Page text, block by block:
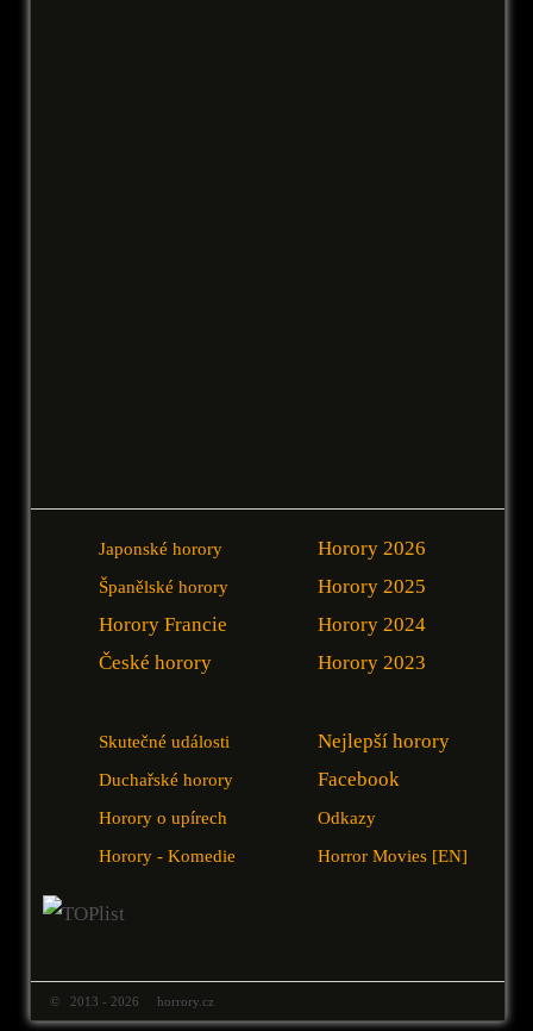
Japonské horory
Španělské horory
Horory Francie
České horory
Horory 2026
Horory 2025
Horory 2024
Horory 2023
Skutečné události
Duchařské horory
Horory o upírech
Horory - Komedie
Nejlepší horory
Facebook
Odkazy
Horror Movies [EN]
© 2013 - 2026 horrory.cz